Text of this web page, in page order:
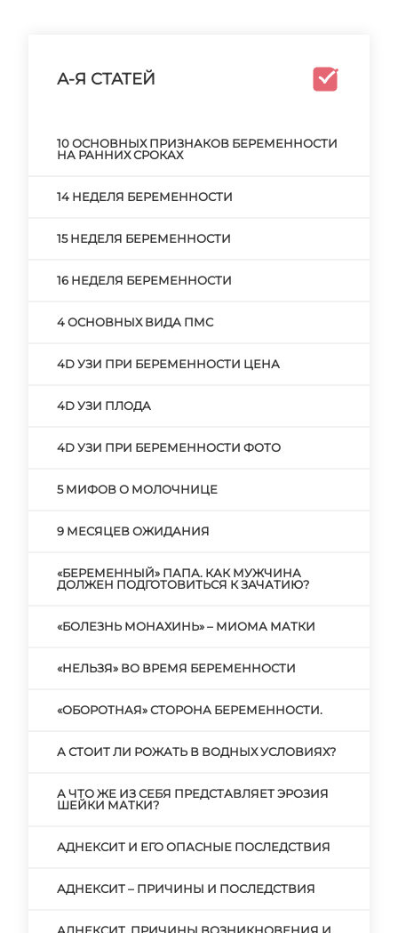
А-Я СТАТЕЙ
10 ОСНОВНЫХ ПРИЗНАКОВ БЕРЕМЕННОСТИ
НА РАННИХ СРОКАХ
14 НЕДЕЛЯ БЕРЕМЕННОСТИ
15 НЕДЕЛЯ БЕРЕМЕННОСТИ
16 НЕДЕЛЯ БЕРЕМЕННОСТИ
4 ОСНОВНЫХ ВИДА ПМС
4D УЗИ ПРИ БЕРЕМЕННОСТИ ЦЕНА
4D УЗИ ПЛОДА
4D УЗИ ПРИ БЕРЕМЕННОСТИ ФОТО
5 МИФОВ О МОЛОЧНИЦЕ
9 МЕСЯЦЕВ ОЖИДАНИЯ
«БЕРЕМЕННЫЙ» ПАПА. КАК МУЖЧИНА
ДОЛЖЕН ПОДГОТОВИТЬСЯ К ЗАЧАТИЮ?
«БОЛЕЗНЬ МОНАХИНЬ» – МИОМА МАТКИ
«НЕЛЬЗЯ» ВО ВРЕМЯ БЕРЕМЕННОСТИ
«ОБОРОТНАЯ» СТОРОНА БЕРЕМЕННОСТИ.
А СТОИТ ЛИ РОЖАТЬ В ВОДНЫХ УСЛОВИЯХ?
А ЧТО ЖЕ ИЗ СЕБЯ ПРЕДСТАВЛЯЕТ ЭРОЗИЯ
ШЕЙКИ МАТКИ?
АДНЕКСИТ И ЕГО ОПАСНЫЕ ПОСЛЕДСТВИЯ
АДНЕКСИТ – ПРИЧИНЫ И ПОСЛЕДСТВИЯ